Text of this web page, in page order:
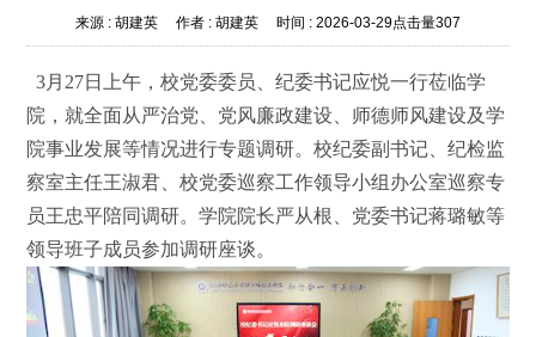
来源 : 胡建英 作者 : 胡建英 时间 : 2026-03-29点击量307
3月27日上午，校党委委员、纪委书记应悦一行莅临学
院，就全面从严治党、党风廉政建设、师德师风建设及学
院事业发展等情况进行专题调研。校纪委副书记、纪检监
察室主任王淑君、校党委巡察工作领导小组办公室巡察专
员王忠平陪同调研。学院院长严从根、党委书记蒋璐敏等
领导班子成员参加调研座谈。